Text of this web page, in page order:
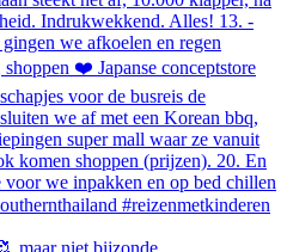
maar niet bijzonde